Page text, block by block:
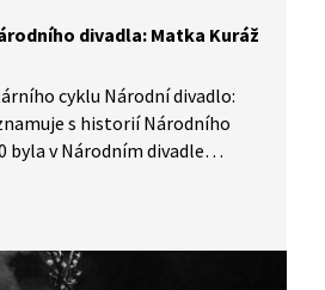
divadla: Matka Kuráž
cyklu Národní divadlo:
s historií Národního
byla v Národním divadle
režisér Jan Kačer.